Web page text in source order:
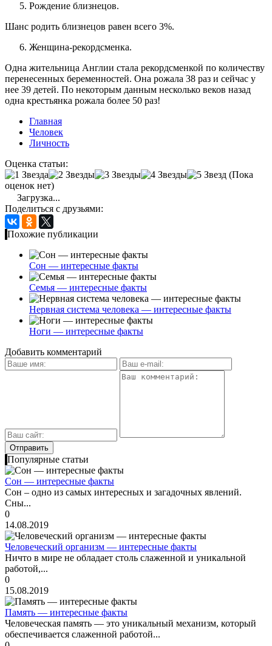
Рождение близнецов.
Шанс родить близнецов равен всего 3%.
Женщина-рекордсменка.
Одна жительница Англии стала рекордсменкой по количеству
перенесенных беременностей. Она рожала 38 раз и сейчас у
нее 39 детей. По некоторым данным несколько веков назад
одна крестьянка рожала более 50 раз!
Главная
Человек
Личность
Оценка статьи:
(Пока
оценок нет)
Загрузка...
Поделиться с друзьями:
Похожие публикации
Сон — интересные факты
Семья — интересные факты
Нервная система человека — интересные факты
Ноги — интересные факты
Добавить комментарий
Популярные статьи
Сон — интересные факты
Сон – одно из самых интересных и загадочных явлений.
Сны...
0
14.08.2019
Человеческий организм — интересные факты
Ничто в мире не обладает столь слаженной и уникальной
работой,...
0
15.08.2019
Память — интересные факты
Человеческая память — это уникальный механизм, который
обеспечивается слаженной работой...